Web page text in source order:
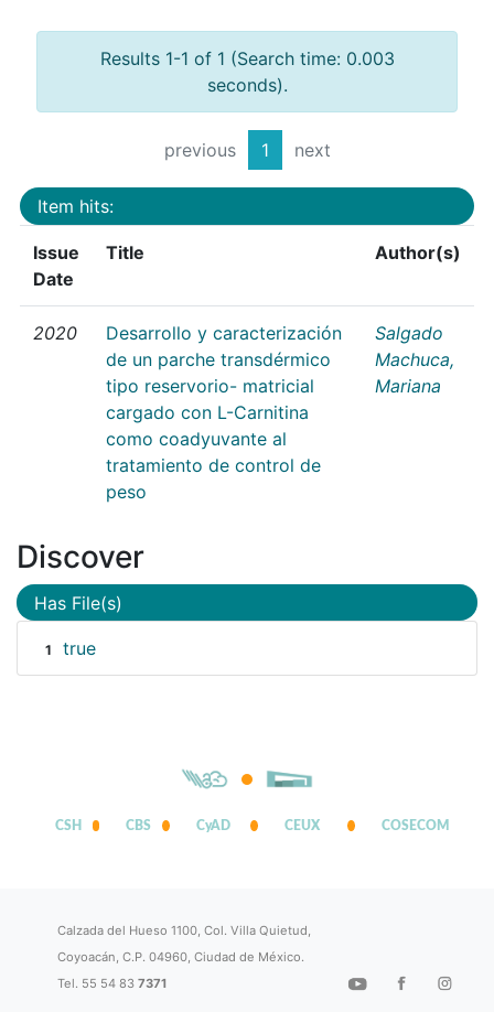
Results 1-1 of 1 (Search time: 0.003
seconds).
previous 1 next
Item hits:
Issue
Date
Title Author(s)
2020
Desarrollo y caracterización
de un parche transdérmico
tipo reservorio- matricial
cargado con L-Carnitina
como coadyuvante al
tratamiento de control de
peso
Salgado
Machuca,
Mariana
Discover
Has File(s)
1 true
CSH CBS CyAD CEUX COSECOM
Calzada del Hueso 1100, Col. Villa Quietud,
Coyoacán, C.P. 04960, Ciudad de México.
Tel. 55 54 837371